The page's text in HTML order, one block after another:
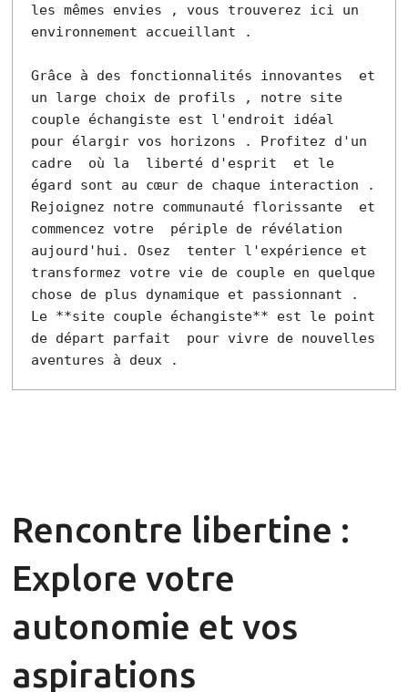
les mêmes envies , vous trouverez ici un
environnement accueillant .
Grâce à des fonctionnalités innovantes  et
un large choix de profils , notre site
couple échangiste est l'endroit idéal
pour élargir vos horizons . Profitez d'un
cadre  où la  liberté d'esprit  et le
égard sont au cœur de chaque interaction .
Rejoignez notre communauté florissante  et
commencez votre  périple de révélation
aujourd'hui. Osez  tenter l'expérience et
transformez votre vie de couple en quelque
chose de plus dynamique et passionnant .
Le **site couple échangiste** est le point
de départ parfait  pour vivre de nouvelles
aventures à deux .
Rencontre libertine :
Explore votre
autonomie et vos
aspirations